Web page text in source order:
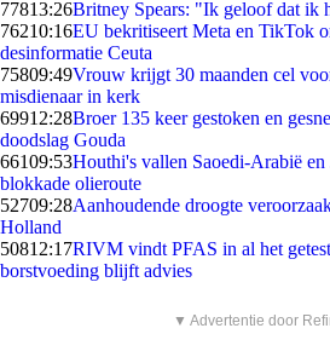
77813:26Britney Spears: "Ik geloof dat ik
76210:16EU bekritiseert Meta en TikTok
desinformatie Ceuta
75809:49Vrouw krijgt 30 maanden cel
misdienaar in kerk
69912:28Broer 135 keer gestoken en
doodslag Gouda
66109:53Houthi's vallen Saoedi-Arabië en
blokkade olieroute
52709:28Aanhoudende droogte
Holland
50812:17RIVM vindt PFAS in al het
borstvoeding blijft advies
▼ Advertentie door